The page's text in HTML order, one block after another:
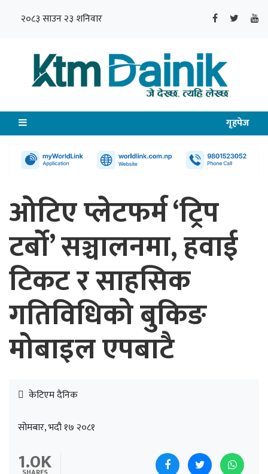
२०८३ साउन २३ शनिवार
गृहपेज
ओटिए प्लेटफर्म ‘ट्रिप
टर्बो’ सञ्चालनमा, हवाई
टिकट र साहसिक
गतिविधिको बुकिङ
मोबाइल एपबाटै
केटिएम दैनिक
सोमबार, भदौ १७ २०८१
1.0K